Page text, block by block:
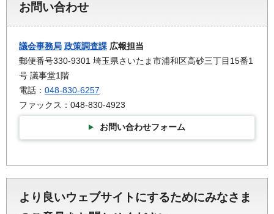
お問い合わせ
議会事務局 政策調査課 広報担当
郵便番号330-9301 埼玉県さいたま市浦和区高砂三丁目15番1
号 議事堂1階
電話： 048-830-6257
ファックス：048-830-4923
お問い合わせフォーム
より良いウェブサイトにするためにみなさま